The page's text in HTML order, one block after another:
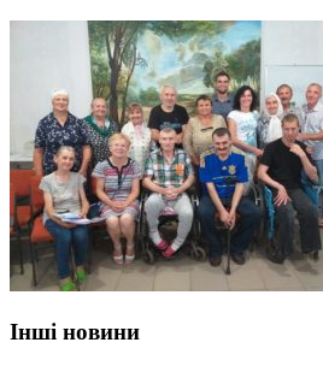
Інші новини